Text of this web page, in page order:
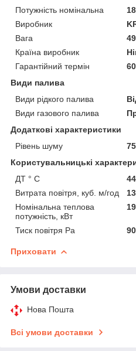
Потужність номінальна
Виробник
Вага
Країна виробник
Гарантійний термін
Види палива
Види рідкого палива
Види газового палива
Додаткові характеристики
Рівень шуму
Користувальницькі
ДТ ° C
44
Витрата повітря, куб. м/год
Номінальна теплова
потужність, кВт
Тиск повітря Ра 90
Приховати
Умови доставки
Нова Пошта
Всі умови доставки